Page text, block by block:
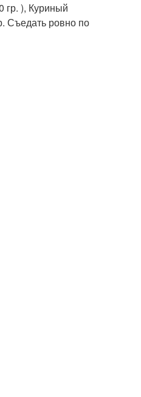
гр. ), Куриный
Съедать ровно по